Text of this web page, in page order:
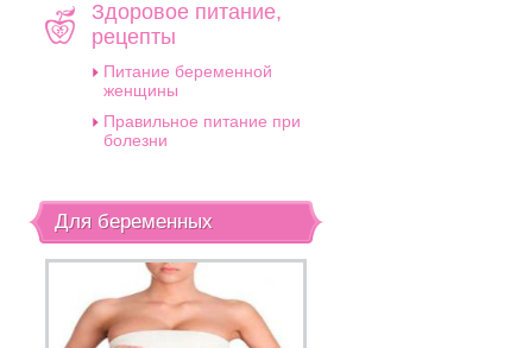
Здоровое питание,
рецепты
Питание беременной
женщины
Правильное питание при
болезни
Для беременных